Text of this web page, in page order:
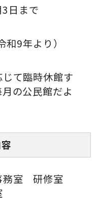
日まで
9年より）
て臨時休館す
の公民館だよ
務室 研修室